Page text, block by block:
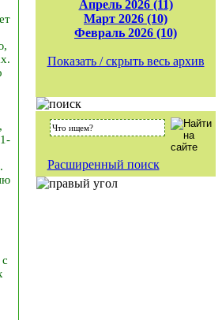
Апрель 2026 (11)
Март 2026 (10)
Февраль 2026 (10)
Показать / скрыть весь архив
Расширенный поиск